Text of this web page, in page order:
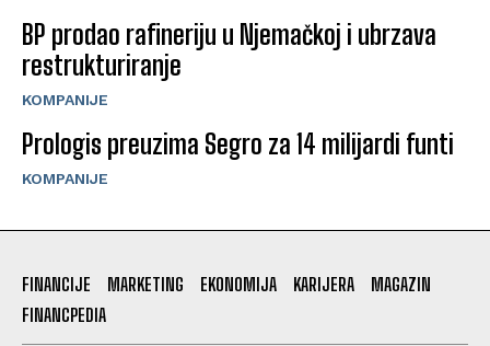
BP prodao rafineriju u Njemačkoj i ubrzava
restrukturiranje
KOMPANIJE
Prologis preuzima Segro za 14 milijardi funti
KOMPANIJE
FINANCIJE MARKETING EKONOMIJA KARIJERA
MAGAZIN
FINANCPEDIA